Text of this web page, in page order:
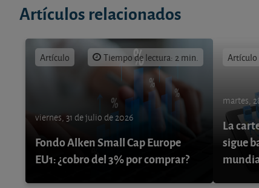
Artículos relacionados
Artículo Tiempo de lectura: 2 min.
viernes, 31 de julio de 2026
Fondo Alken Small Cap Europe
EU1: ¿cobro del 3% por comprar?
Artículo
martes,
La
sigue